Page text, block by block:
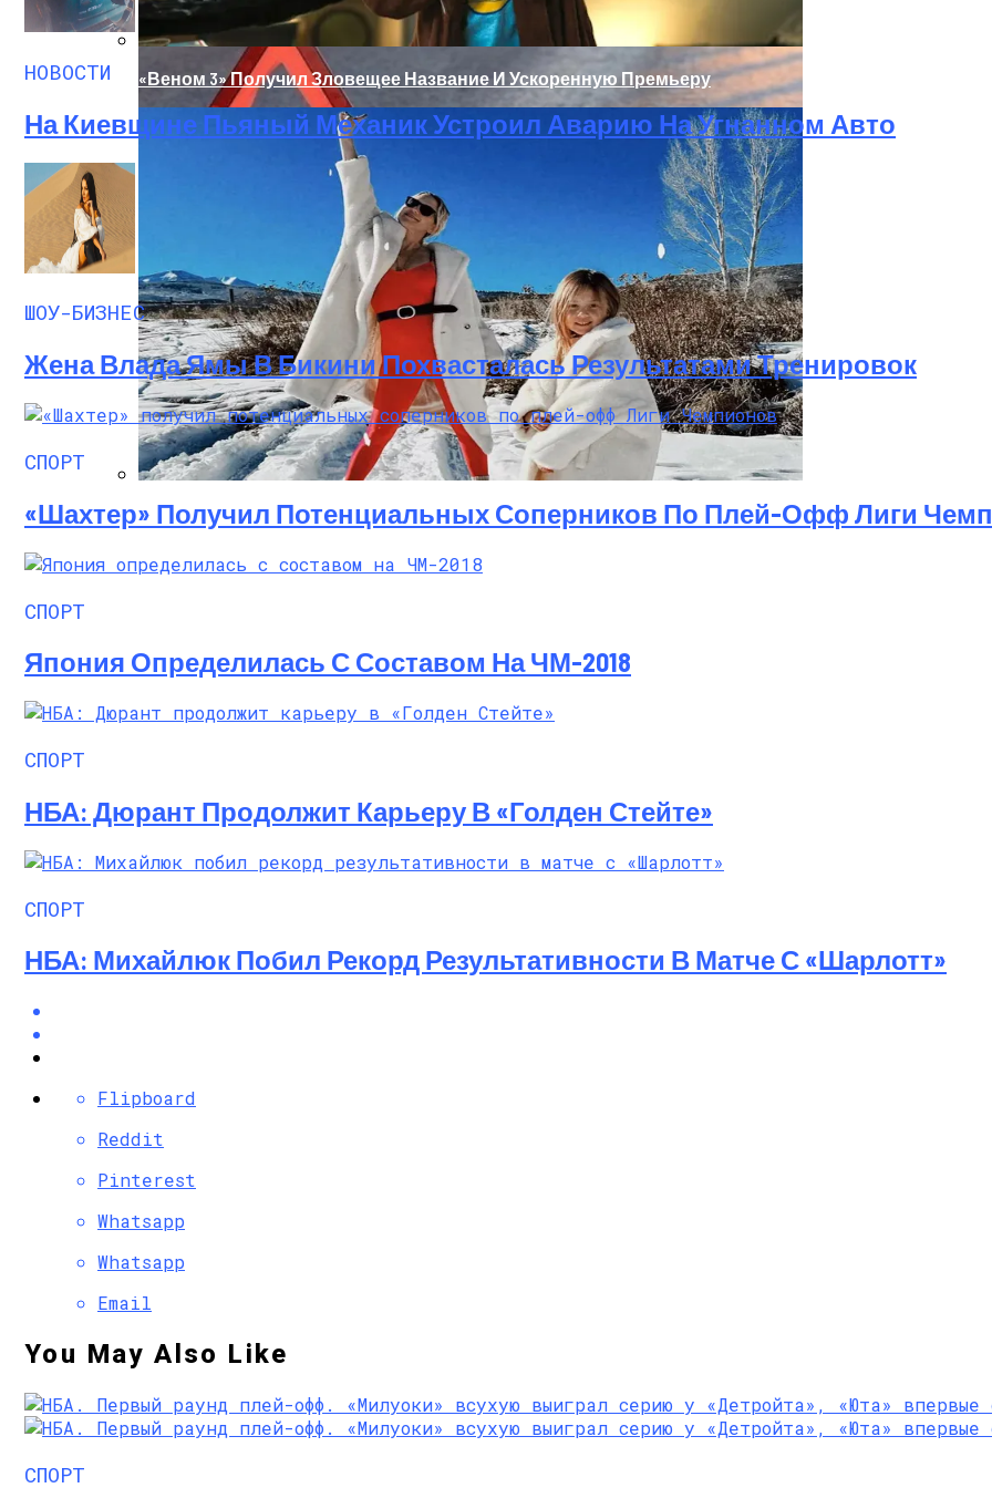
«Морковное» ДТП На Трассе Одесса-Николаев: Столкнулись Два Грузовика
«Веном 3» Получил Зловещее Название И Ускоренную Премьеру
Семейное Наследие: Кейт Хадсон Хранит Свои Наряды Для Дочери Рани
НОВОСТИ
На Киевщине Пьяный Механик Устроил Аварию На Угнанном Авто
ШОУ-БИЗНЕС
Жена Влада Ямы В Бикини Похвасталась Результатами Тренировок
СПОРТ
«Шахтер» Получил Потенциальных Соперников По Плей-Офф Лиги
СПОРТ
Япония Определилась С Составом На ЧМ-2018
СПОРТ
НБА: Дюрант Продолжит Карьеру В «Голден Стейте»
СПОРТ
НБА: Михайлюк Побил Рекорд Результативности В Матче С «Шарлотт»
Flipboard
Reddit
Pinterest
Whatsapp
Whatsapp
Email
You May Also Like
СПОРТ